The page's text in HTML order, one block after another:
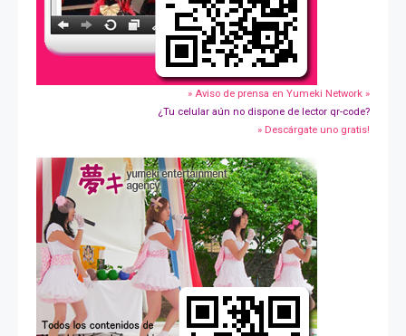
» Aviso de prensa en Yumeki Network »
¿Tu celular aún no dispone de lector qr-code?
» Descárgate uno gratis!